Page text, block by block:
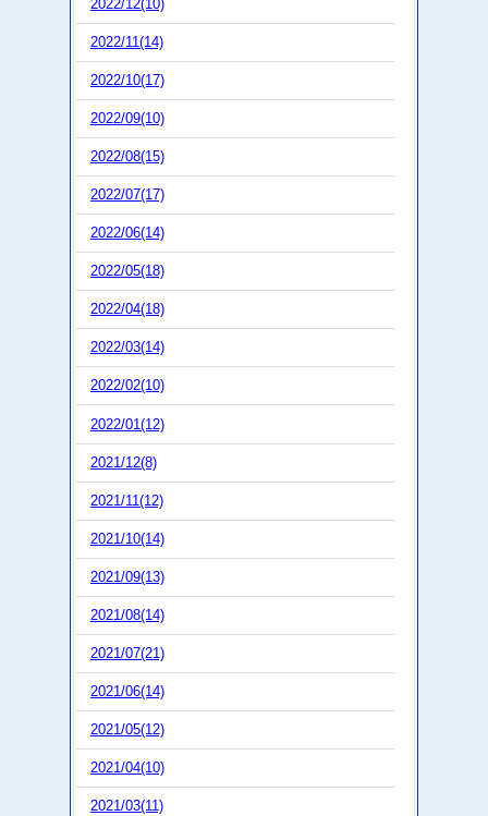
2022/12(10)
2022/11(14)
2022/10(17)
2022/09(10)
2022/08(15)
2022/07(17)
2022/06(14)
2022/05(18)
2022/04(18)
2022/03(14)
2022/02(10)
2022/01(12)
2021/12(8)
2021/11(12)
2021/10(14)
2021/09(13)
2021/08(14)
2021/07(21)
2021/06(14)
2021/05(12)
2021/04(10)
2021/03(11)